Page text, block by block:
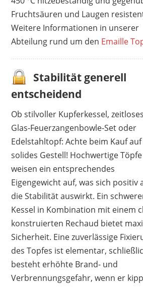
Fruchtsäuren und Laugen
Weitere Informationen in unserer
Abteilung rund um den Emaille
Stabilität generell
entscheidend
Ob stilvoller Kupferkessel, zeitloses
Glas-Feuerzangenbowle-Set oder
Edelstahltopf: Achte beim Kauf
solides Gestell! Hochwertige Töpfe
weisen ein entsprechendes
Eigengewicht auf, was sich positiv
die Stabilität auswirkt. Ein
Kessel in Kombination mit einem
konstruierten Rechaud bietet
Sicherheit. Eine zuverlässige
des Topfes ist elementar,
besteht erhöhte Brand- und
Verbrennungsgefahr, wenn er